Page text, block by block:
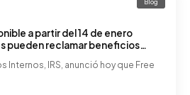
a partir del 14 de enero
pueden reclamar beneficios
Internos, IRS, anunció hoy que Free